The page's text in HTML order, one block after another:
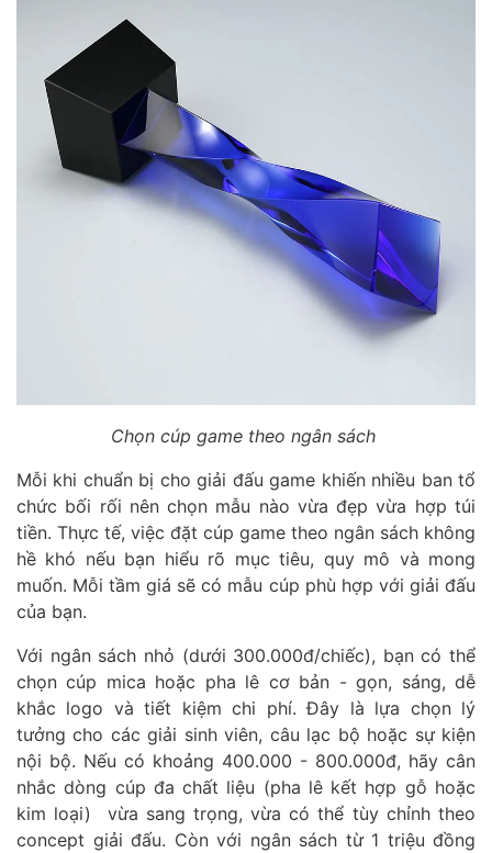
Chọn cúp game theo ngân sách
Mỗi khi chuẩn bị cho giải đấu game khiến nhiều ban tổ
chức bối rối nên chọn mẫu nào vừa đẹp vừa hợp túi
tiền. Thực tế, việc đặt cúp game theo ngân sách không
hề khó nếu bạn hiểu rõ mục tiêu, quy mô và mong
muốn. Mỗi tầm giá sẽ có mẫu cúp phù hợp với giải đấu
của bạn.
Với ngân sách nhỏ (dưới 300.000đ/chiếc), bạn có thể
chọn cúp mica hoặc pha lê cơ bản - gọn, sáng, dễ
khắc logo và tiết kiệm chi phí. Đây là lựa chọn lý
tưởng cho các giải sinh viên, câu lạc bộ hoặc sự kiện
nội bộ. Nếu có khoảng 400.000 - 800.000đ, hãy cân
nhắc dòng cúp đa chất liệu (pha lê kết hợp gỗ hoặc
kim loại) vừa sang trọng, vừa có thể tùy chỉnh theo
concept giải đấu. Còn với ngân sách từ 1 triệu đồng